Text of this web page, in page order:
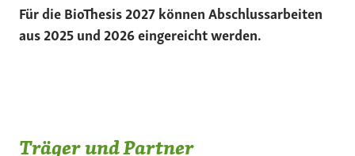
Für die BioThesis 2027 können Abschlussarbeiten
aus 2025 und 2026 eingereicht werden.
Träger und Partner